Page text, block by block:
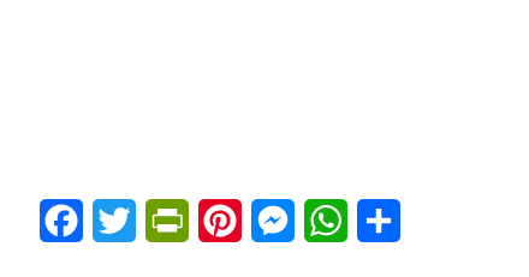
FacebookTwitter PrintFriendly
PinterestMessengerWhatsApp